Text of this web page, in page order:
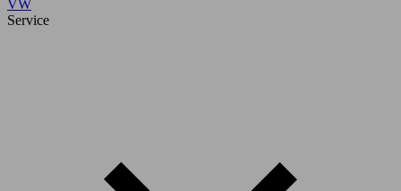
VW
Service